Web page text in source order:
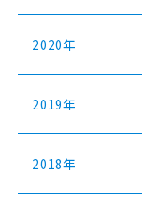
2020年
2019年
2018年